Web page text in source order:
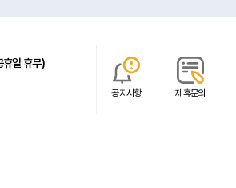
일 휴무)
공지사항 제휴문의